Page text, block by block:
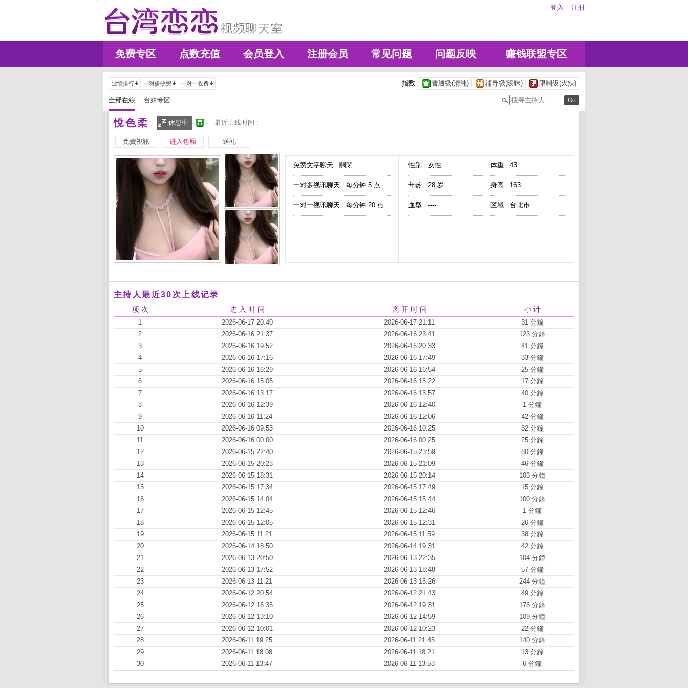
登入 注册
免费专区 点数充值 会员登入 注册会员 常见问题 问题反映 赚钱联盟专区
业绩排行 一对多收费 一对一收费 指数 普通级(清纯) 辅导级(暧昧) 限制级(火辣)
全部在線 台妹专区
悅色柔 休息中 最近上线时间 :
免費視訊 进入包厢 送礼
免费文字聊天 : 關閉
一对多视讯聊天 : 每分钟 5 点
一对一视讯聊天 : 每分钟 20 点
性别 : 女性 体重 : 43
年龄 : 28 岁 身高 : 163
血型 : ---- 区域 : 台北市
主持人最近30次上线记录
项 次 进 入 时 间 离 开 时 间 小 计
1 2026-06-17 20:40 2026-06-17 21:11
31 分鐘
2
2026-06-16 21:37 2026-06-16 23:41
123 分鐘
3
2026-06-16 19:52 2026-06-16 20:33
41 分鐘
4
2026-06-16 17:16 2026-06-16 17:49
33 分鐘
5
2026-06-16 16:29 2026-06-16 16:54
25 分鐘
6
2026-06-16 15:05 2026-06-16 15:22
17 分鐘
7
2026-06-16 13:17 2026-06-16 13:57
40 分鐘
8
2026-06-16 12:39 2026-06-16 12:40
1 分鐘
9
2026-06-16 11:24 2026-06-16 12:06
42 分鐘
10
2026-06-16 09:53 2026-06-16 10:25
32 分鐘
11
2026-06-16 00:00 2026-06-16 00:25
25 分鐘
12
2026-06-15 22:40 2026-06-15 23:59
80 分鐘
13
2026-06-15 20:23 2026-06-15 21:09
46 分鐘
14
2026-06-15 18:31 2026-06-15 20:14
103 分鐘
15
2026-06-15 17:34 2026-06-15 17:49
15 分鐘
16
2026-06-15 14:04 2026-06-15 15:44
100 分鐘
17
2026-06-15 12:45 2026-06-15 12:46
1 分鐘
18
2026-06-15 12:05 2026-06-15 12:31
26 分鐘
19
2026-06-15 11:21 2026-06-15 11:59
38 分鐘
20
2026-06-14 18:50 2026-06-14 19:31
42 分鐘
21
2026-06-13 20:50 2026-06-13 22:35
104 分鐘
22
2026-06-13 17:52 2026-06-13 18:48
57 分鐘
23
2026-06-13 11:21 2026-06-13 15:26
244 分鐘
24
2026-06-12 20:54 2026-06-12 21:43
49 分鐘
25
2026-06-12 16:35 2026-06-12 19:31
176 分鐘
26
2026-06-12 13:10 2026-06-12 14:59
109 分鐘
27
2026-06-12 10:01 2026-06-12 10:23
22 分鐘
28
2026-06-11 19:25 2026-06-11 21:45
140 分鐘
29
2026-06-11 18:08 2026-06-11 18:21
13 分鐘
30
2026-06-11 13:47 2026-06-11 13:53 6 分鐘